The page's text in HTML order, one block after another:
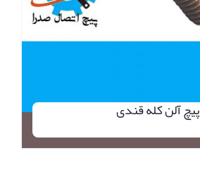
پیچ آلن کله قندی